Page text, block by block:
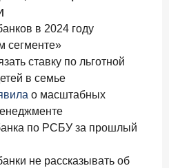
ипотечных банков
ИССЛЕДОВАНИЕ
как россияне выбирали
новичкам здесь больше не
в 2024 году
сегменте»
ставку по льготной
в семье
о масштабных
по РСБУ за прошлый
не рассказывать об